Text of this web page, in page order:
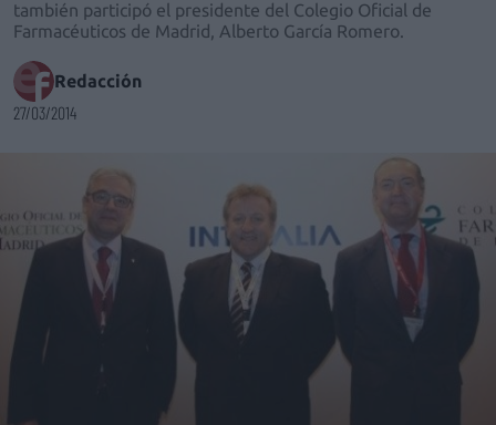
también participó el presidente del Colegio Oficial de
Farmacéuticos de Madrid, Alberto García Romero.
Redacción
27/03/2014